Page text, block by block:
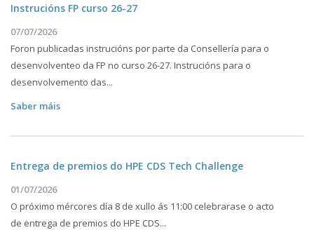
Instrucións FP curso 26-27
07/07/2026
Foron publicadas instrucións por parte da Consellería para o
desenvolventeo da FP no curso 26-27. Instrucións para o
desenvolvemento das...
Saber máis
Entrega de premios do HPE CDS Tech Challenge
01/07/2026
O próximo mércores día 8 de xullo ás 11:00 celebrarase o acto
de entrega de premios do HPE CDS...